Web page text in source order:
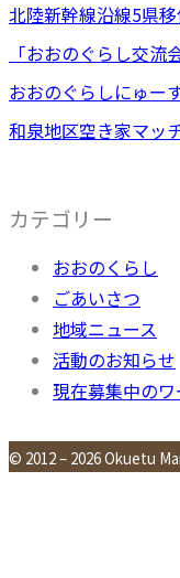
北陸新幹線沿線5県
「おおのぐらし交流
おおのぐらしにゅー
和泉地区空き家マッ
カテゴリー
おおのくらし
ごあいさつ
地域ニュース
活動のお知らせ
現在募集中の
© 2012 – 2026 Okuetu